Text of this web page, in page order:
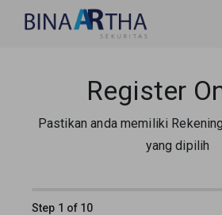
Register
Pastikan anda memiliki
yang dipilih
Step 1 of 10